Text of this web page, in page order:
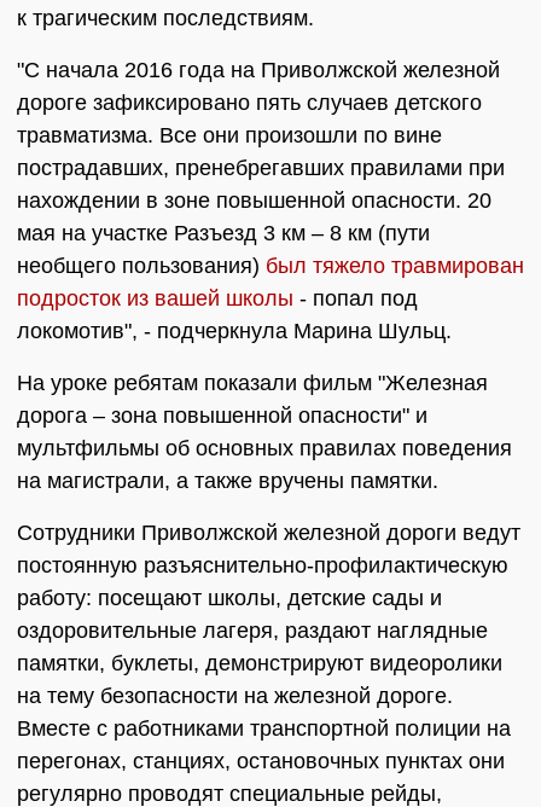
к трагическим последствиям.
"С начала 2016 года на Приволжской железной
дороге зафиксировано пять случаев детского
травматизма. Все они произошли по вине
пострадавших, пренебрегавших правилами при
нахождении в зоне повышенной опасности. 20
мая на участке Разъезд 3 км – 8 км (пути
необщего пользования) был тяжело травмирован
подросток из вашей школы - попал под
локомотив", - подчеркнула Марина Шульц.
На уроке ребятам показали фильм "Железная
дорога – зона повышенной опасности" и
мультфильмы об основных правилах поведения
на магистрали, а также вручены памятки.
Сотрудники Приволжской железной дороги ведут
постоянную разъяснительно-профилактическую
работу: посещают школы, детские сады и
оздоровительные лагеря, раздают наглядные
памятки, буклеты, демонстрируют видеоролики
на тему безопасности на железной дороге.
Вместе с работниками транспортной полиции на
перегонах, станциях, остановочных пунктах они
регулярно проводят специальные рейды,